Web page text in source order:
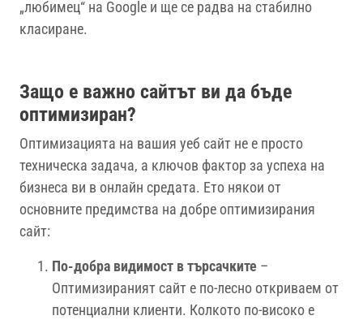
„любимец“ на Google и ще се радва на стабилно
класиране.
Защо е важно сайтът ви да бъде
оптимизиран?
Оптимизацията на вашия уеб сайт не е просто
техническа задача, а ключов фактор за успеха на
бизнеса ви в онлайн средата. Ето някои от
основните предимства на добре оптимизирания
сайт:
По-добра видимост в търсачките –
Оптимизираният сайт е по-лесно откриваем от
потенциални клиенти. Колкото по-високо е